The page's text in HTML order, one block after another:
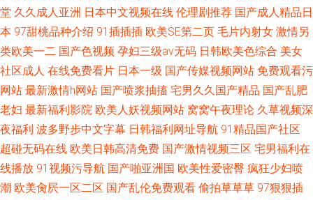
堂 久久成人亚洲 日本中文视频在线 伦理剧推荐 国产成人精品日
本 97甜桃品种介绍 91插插插 欧美SE第二页 毛片内射女 激情另
类欧美一二 国产色视频 孕妇三级av无码 日韩欧美色综合 美女
社区成人 在线免费看片 日本一级 国产传媒视频网站 免费观看污
网站 最新激情h网站 国产喷浆抽搐 宅男久久国产精品 国产乱肥
老妇 最新福利影院 欧美人妖视频网站 窝窝午夜理论 久草视频深
夜福利 波多野步中文字幕 日韩福利网址导航 91精品国产社区
超碰无码在线 欧美日韩高清免费 国产激情视频三区 宅男福利在
线播放 91视频污导航 国产啪亚洲国 欧美性爱密臀 疯狂少妇喷
潮 欧美肏屄一区二区 国产乱伦免费观看 偷拍草草草 97狠狠插